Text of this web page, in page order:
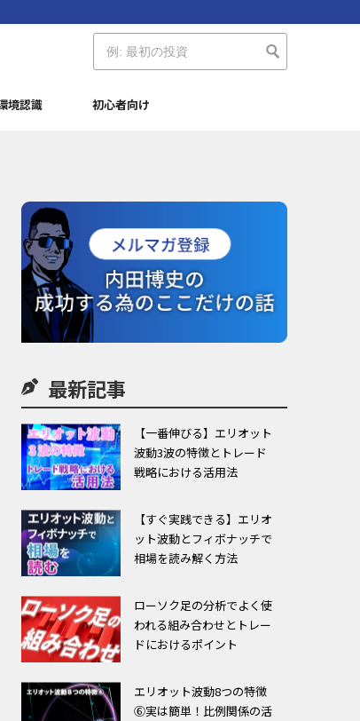
境認識 初心者向け
最新記事
【一番伸びる】エリオット
波動3波の特徴とトレード
戦略における活用法
【すぐ実践できる】エリオ
ット波動とフィボナッチで
相場を読み解く方法
ローソク足の分析でよく使
われる組み合わせとトレー
ドにおけるポイント
エリオット波動8つの特徴
⑥実は簡単！比例関係の活